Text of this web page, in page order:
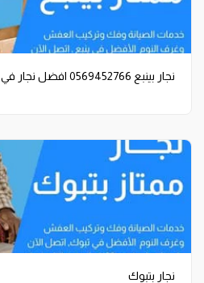
نجار بينبع 0569452766 افضل نجار في ينبع بخصم 40%
نجار بتبوك